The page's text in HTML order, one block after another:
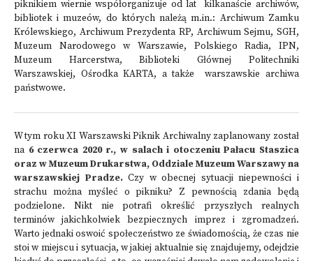
piknikiem wiernie współorganizuje od lat kilkanaście archiwów,
bibliotek i muzeów, do których należą m.in.: Archiwum Zamku
Królewskiego, Archiwum Prezydenta RP, Archiwum Sejmu, SGH,
Muzeum Narodowego w Warszawie, Polskiego Radia, IPN,
Muzeum Harcerstwa, Biblioteki Głównej Politechniki
Warszawskiej, Ośrodka KARTA, a także warszawskie archiwa
państwowe.
W tym roku XI Warszawski Piknik Archiwalny zaplanowany został
na6 czerwca 2020 r., w salach i otoczeniu Pałacu Staszica
oraz w Muzeum Drukarstwa, Oddziale Muzeum Warszawy na
warszawskiej Pradze.Czy w obecnej sytuacji niepewności i
strachu można myśleć o pikniku? Z pewnością zdania będą
podzielone. Nikt nie potrafi określić przyszłych realnych
terminów jakichkolwiek bezpiecznych imprez i zgromadzeń.
Warto jednaki oswoić społeczeństwo ze świadomością, że czas nie
stoi w miejscu i sytuacja, w jakiej aktualnie się znajdujemy, odejdzie